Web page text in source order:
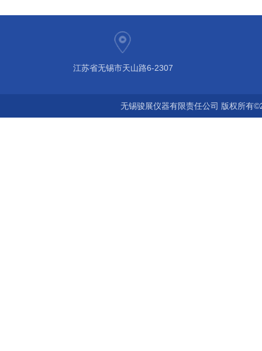
江苏省无锡市天山路6-2307
无锡骏展仪器有限责任公司 版权所有